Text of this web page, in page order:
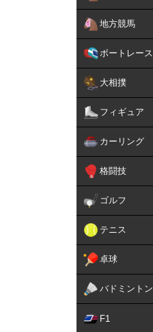
地方競馬
ボートレース
大相撲
フィギュア
カーリング
格闘技
ゴルフ
テニス
卓球
バドミントン
F1